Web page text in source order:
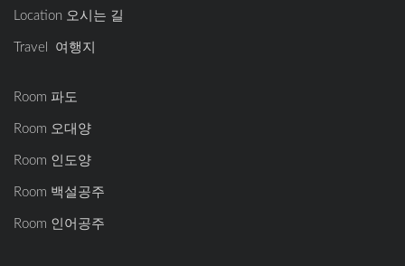
Location 오시는 길
Travel 여행지
Room 파도
Room 오대양
Room 인도양
Room 백설공주
Room 인어공주